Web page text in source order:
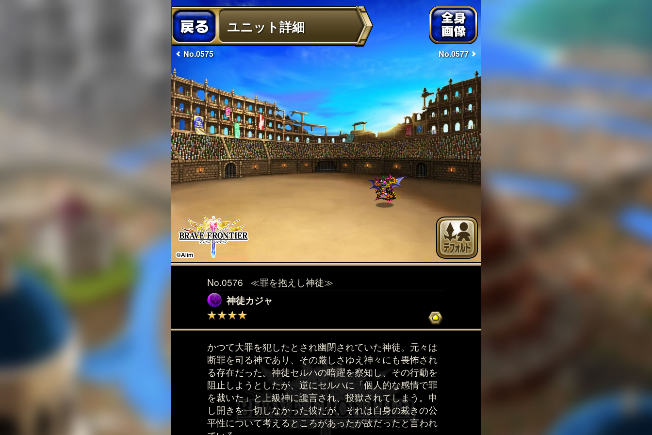
ユニット詳細
No.0575 No.0577
No.0576 ≪罪を抱えし神徒≫
神徒カジャ
かつて大罪を犯したとされ幽閉されていた神徒。元々は
断罪を司る神であり、その厳しさゆえ神々にも畏怖され
る存在だった。神徒セルハの暗躍を察知し、その行動を
阻止しようとしたが、逆にセルハに「個人的な感情で罪
を裁いた」と上級神に讒言され、投獄されてしまう。申
し開きを一切しなかった彼だが、それは自身の裁きの公
平性について考えるところがあったが故だったと言われ